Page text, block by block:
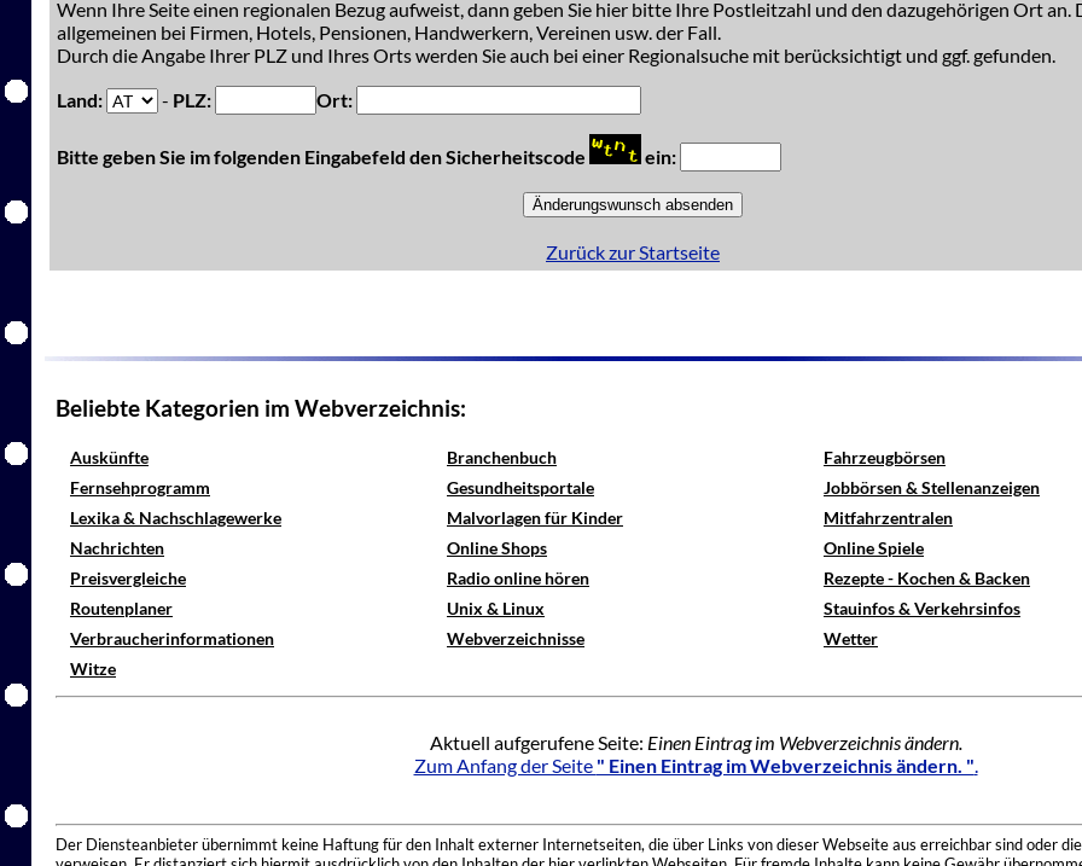
Wenn Ihre Seite einen regionalen Bezug aufweist, dann geben Sie hier bitte Ihre Postleitzahl und den dazugehörigen Ort an.
allgemeinen bei Firmen, Hotels, Pensionen, Handwerkern, Vereinen usw. der Fall.
Durch die Angabe Ihrer PLZ und Ihres Orts werden Sie auch bei einer Regionalsuche mit berücksichtigt und ggf. gefunden.
Land:
- PLZ: Ort:
Bitte geben Sie im folgenden Eingabefeld den Sicherheitscode ein:
Zurück zur Startseite
Beliebte Kategorien im Webverzeichnis:
Auskünfte Branchenbuch
Fahrzeugbörsen
Fernsehprogramm
Gesundheitsportale
Jobbörsen & Stellenanzeigen
Lexika & Nachschlagewerke
Malvorlagen für Kinder
Mitfahrzentralen
Nachrichten
Online Shops
Online Spiele
Preisvergleiche
Radio online hören
Rezepte - Kochen & Backen
Routenplaner
Unix & Linux
Stauinfos & Verkehrsinfos
Verbraucherinformationen
Webverzeichnisse
Wetter
Witze
Aktuell aufgerufene Seite: Einen Eintrag im Webverzeichnis ändern.
Zum Anfang der Seite " Einen Eintrag im Webverzeichnis ändern. ".
Der Diensteanbieter übernimmt keine Haftung für den Inhalt externer Internetseiten, die über Links von dieser Webseite aus erreichbar sind oder